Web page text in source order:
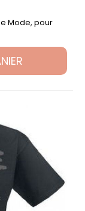
Mode, pour